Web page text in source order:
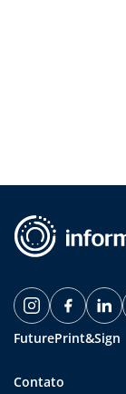
FuturePrint&Sign
Contato